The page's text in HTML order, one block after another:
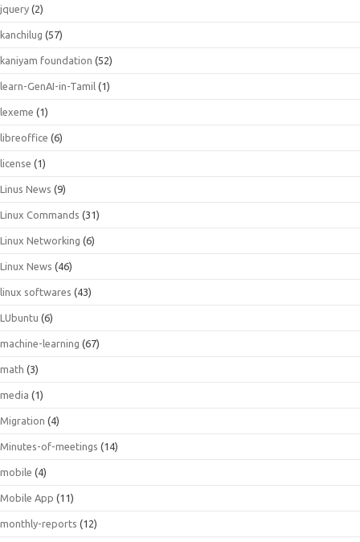
jquery (2)
kanchilug (57)
kaniyam foundation (52)
learn-GenAI-in-Tamil (1)
lexeme (1)
libreoffice (6)
license (1)
Linus News (9)
Linux Commands (31)
Linux Networking (6)
Linux News (46)
linux softwares (43)
LUbuntu (6)
machine-learning (67)
math (3)
media (1)
Migration (4)
Minutes-of-meetings (14)
mobile (4)
Mobile App (11)
monthly-reports (12)